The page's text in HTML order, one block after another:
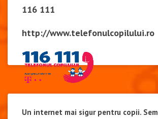
116 111
http://www.telefonulcopilului.ro
Un internet mai sigur pentru copii.